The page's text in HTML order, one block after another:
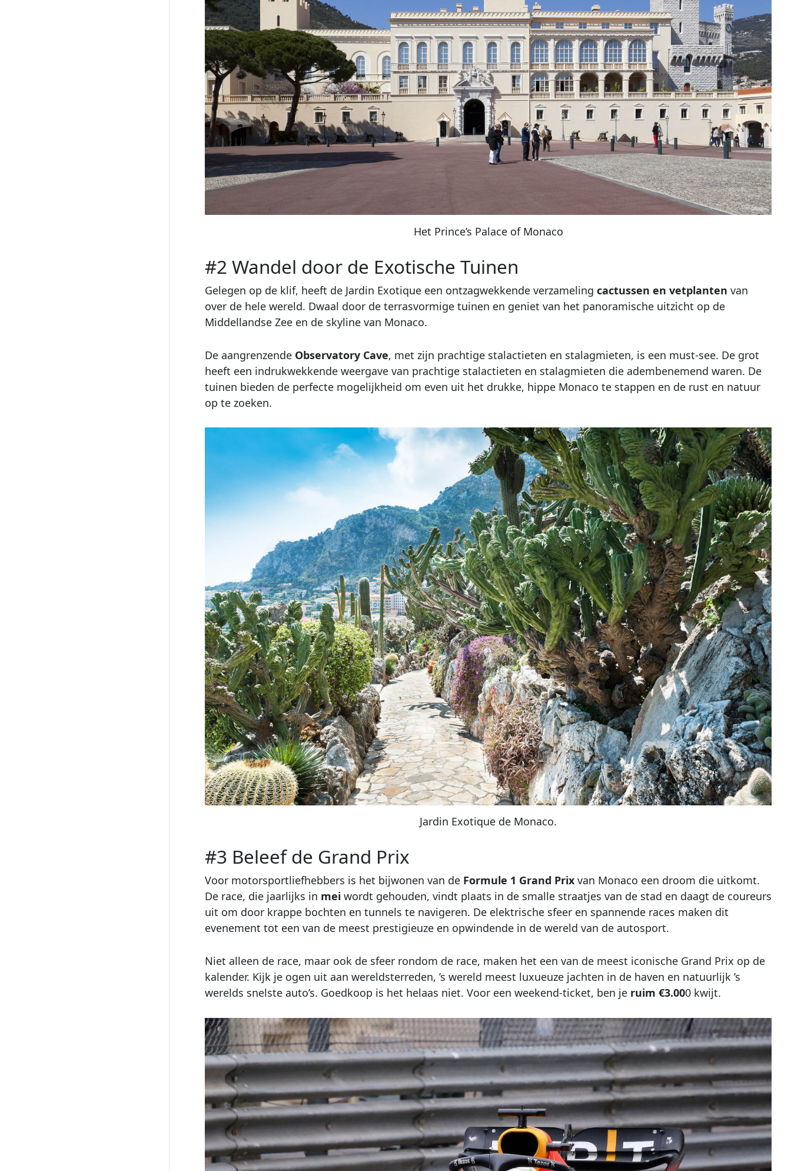
Het Prince’s Palace of Monaco
#2 Wandel door de Exotische Tuinen
Gelegen op de klif, heeft de Jardin Exotique een ontzagwekkende verzameling cactussen en vetplanten van
over de hele wereld. Dwaal door de terrasvormige tuinen en geniet van het panoramische uitzicht op de
Middellandse Zee en de skyline van Monaco.
De aangrenzende Observatory Cave, met zijn prachtige stalactieten en stalagmieten, is een must-see. De grot
heeft een indrukwekkende weergave van prachtige stalactieten en stalagmieten die adembenemend waren. De
tuinen bieden de perfecte mogelijkheid om even uit het drukke, hippe Monaco te stappen en de rust en natuur
op te zoeken.
Jardin Exotique de Monaco.
#3 Beleef de Grand Prix
Voor motorsportliefhebbers is het bijwonen van de Formule 1 Grand Prix van Monaco een droom die uitkomt.
De race, die jaarlijks in mei wordt gehouden, vindt plaats in de smalle straatjes van de stad en daagt de coureurs
uit om door krappe bochten en tunnels te navigeren. De elektrische sfeer en spannende races maken dit
evenement tot een van de meest prestigieuze en opwindende in de wereld van de autosport.
Niet alleen de race, maar ook de sfeer rondom de race, maken het een van de meest iconische Grand Prix op de
kalender. Kijk je ogen uit aan wereldsterreden, ’s wereld meest luxueuze jachten in de haven en natuurlijk ’s
werelds snelste auto’s. Goedkoop is het helaas niet. Voor een weekend-ticket, ben je ruim €3.000 kwijt.